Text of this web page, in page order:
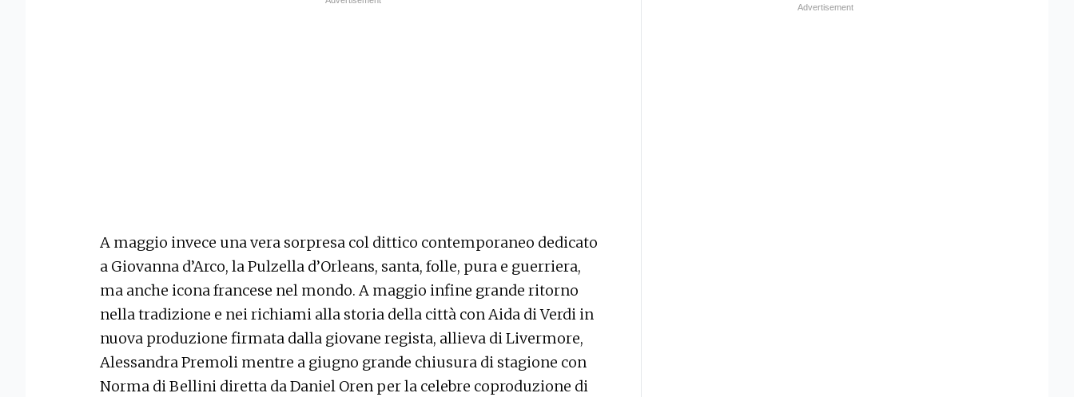
A maggio invece una vera sorpresa col dittico contemporaneo dedicato
a Giovanna d’Arco, la Pulzella d’Orleans, santa, folle, pura e guerriera,
ma anche icona francese nel mondo. A maggio infine grande ritorno
nella tradizione e nei richiami alla storia della città con Aida di Verdi in
nuova produzione firmata dalla giovane regista, allieva di Livermore,
Alessandra Premoli mentre a giugno grande chiusura di stagione con
Norma di Bellini diretta da Daniel Oren per la celebre coproduzione di